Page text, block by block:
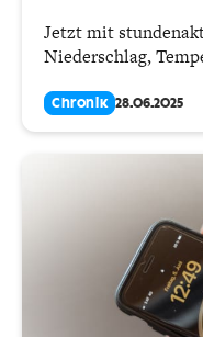
Jetzt mit
Niederschlag,
Chronik 28.06.2025